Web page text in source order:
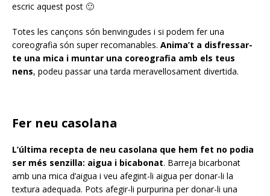
escric aquest post 🙂
Totes les cançons són benvingudes i si podem fer una
coreografia són super recomanables. Anima’t a disfressar-
te una mica i muntar una coreografia amb els teus
nens, podeu passar una tarda meravellosament divertida.
Fer neu casolana
L’última recepta de neu casolana que hem fet no podia
ser més senzilla: aigua i bicabonat. Barreja bicarbonat
amb una mica d’aigua i veu afegint-li aigua per donar-li la
textura adequada. Pots afegir-li purpurina per donar-li una